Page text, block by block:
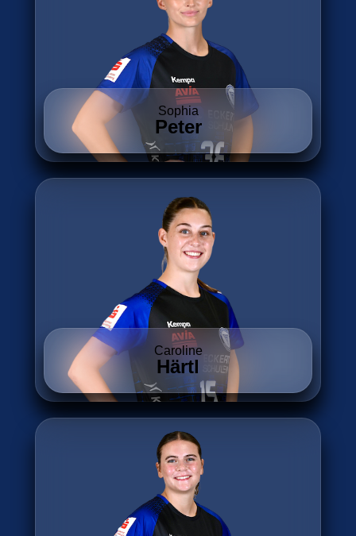
Sophia
Peter
Caroline
Härtl